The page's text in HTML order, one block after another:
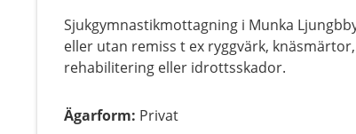
Sjukgymnastikmottagning i Munka
eller utan remiss t ex ryggvärk,
rehabilitering eller idrottsskador.
Ägarform: Privat